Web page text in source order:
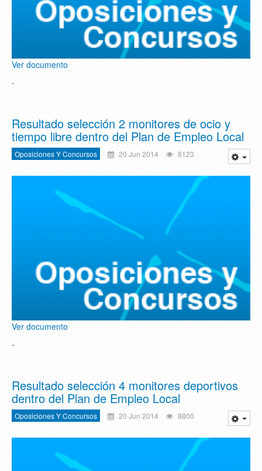
Ver documento
-
Resultado selección 2 monitores de ocio y
tiempo libre dentro del Plan de Empleo Local
Oposiciones Y Concursos 20 Jun 2014 8123
Ver documento
-
Resultado selección 4 monitores deportivos
dentro del Plan de Empleo Local
Oposiciones Y Concursos 20 Jun 2014 8800